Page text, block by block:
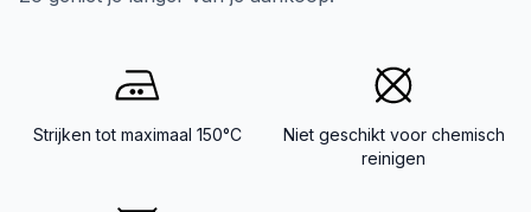
Strijken tot maximaal 150°C
Niet geschikt voor chemisch
reinigen